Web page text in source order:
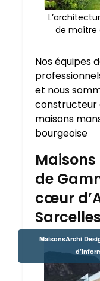
de maître
Nos équipes
et nous
constructeur
maisons
bourgeoise
Maisons
de
cœur
Sarcelles
MaisonsArchi